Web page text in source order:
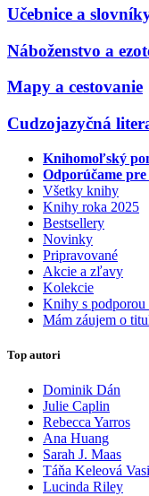
Učebnice a
Náboženstvo a
Mapy a cestovanie
Cudzojazyčná
Knihomoľský
Odporúčame pre
Všetky knihy
Knihy roka 2025
Bestsellery
Novinky
Pripravované
Akcie a zľavy
Kolekcie
Knihy s podporou
Mám záujem o
Top autori
Dominik Dán
Julie Caplin
Rebecca Yarros
Ana Huang
Sarah J. Maas
Táňa Keleová
Lucinda Riley